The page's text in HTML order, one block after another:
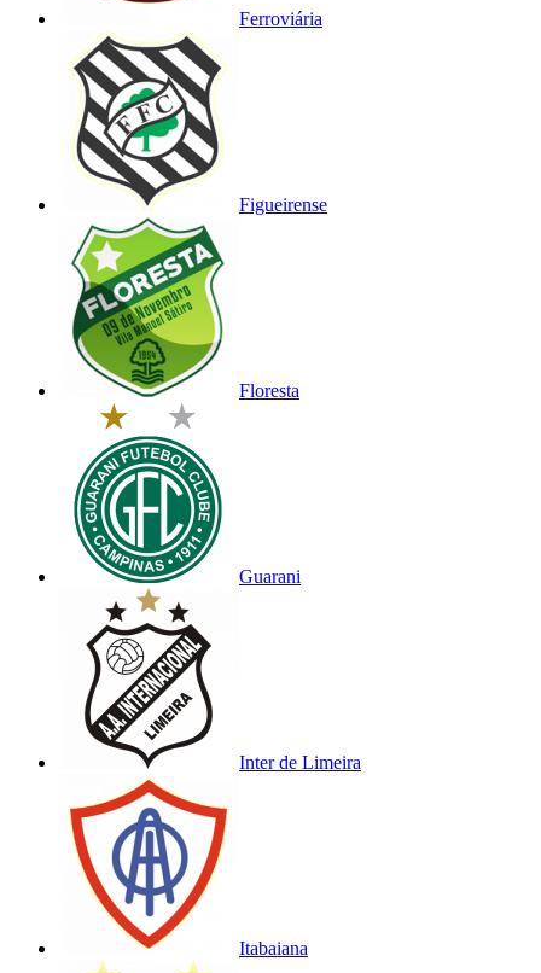
Ferroviária
Figueirense
Floresta
Guarani
Inter de Limeira
Itabaiana